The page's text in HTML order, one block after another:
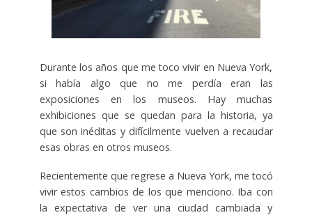
Durante los años que me toco vivir en Nueva York,
si había algo que no me perdía eran las
exposiciones en los museos. Hay muchas
exhibiciones que se quedan para la historia, ya
que son inéditas y difícilmente vuelven a recaudar
esas obras en otros museos.
Recientemente que regrese a Nueva York, me tocó
vivir estos cambios de los que menciono. Iba con
la expectativa de ver una ciudad cambiada y